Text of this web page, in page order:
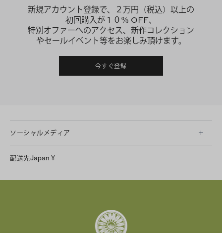
新規アカウント登録で、２万円（税込）以上の
初回購入が１０％ OFF、
特別オファーへのアクセス、新作コレクション
やセールイベント等をお楽しみ頂けます。
今すぐ登録
ソーシャルメディア
Facebook
配送先Japan ¥